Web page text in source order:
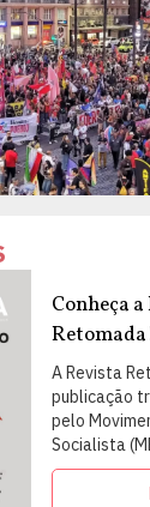
Conheça
A Revista
publicação
pelo
Socialista
articulação
militantes